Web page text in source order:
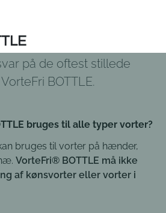
på de oftest stillede
BOTTLE.
bruges til alle typer vorter?
bruges til vorter på hænder,
VorteFri® BOTTLE må ikke
af kønsvorter eller vorter i